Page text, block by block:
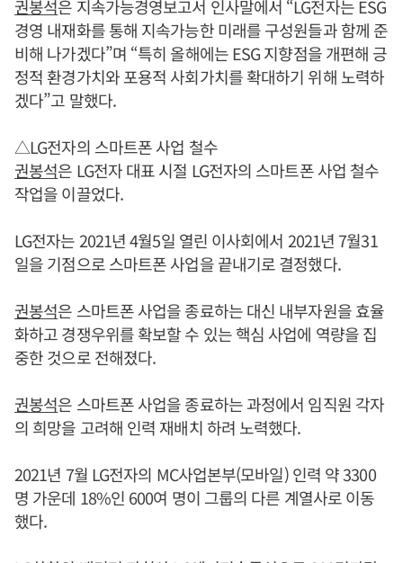
권봉석은 지속가능경영보고서 인사말에서 “LG전자는 ESG
경영 내재화를 통해 지속가능한 미래를 구성원들과 함께 준
비해 나가겠다”며 “특히 올해에는 ESG 지향점을 개편해 긍
정적 환경가치와 포용적 사회가치를 확대하기 위해 노력하
겠다”고 말했다.
△LG전자의 스마트폰 사업 철수
권봉석은 LG전자 대표 시절 LG전자의 스마트폰 사업 철수
작업을 이끌었다.
LG전자는 2021년 4월5일 열린 이사회에서 2021년 7월31
일을 기점으로 스마트폰 사업을 끝내기로 결정했다.
권봉석은 스마트폰 사업을 종료하는 대신 내부자원을 효율
화하고 경쟁우위를 확보할 수 있는 핵심 사업에 역량을 집
중한 것으로 전해졌다.
권봉석은 스마트폰 사업을 종료하는 과정에서 임직원 각자
의 희망을 고려해 인력 재배치 하려 노력했다.
2021년 7월 LG전자의 MC사업본부(모바일) 인력 약 3300
명 가운데 18%인 600여 명이 그룹의 다른 계열사로 이동
했다.